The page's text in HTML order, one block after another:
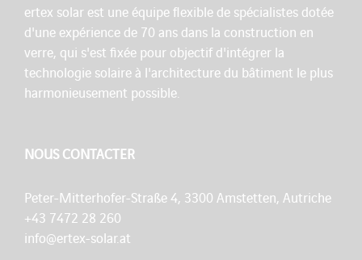
ertex solar est une équipe flexible de spécialistes dotée
d'une expérience de 70 ans dans la construction en
verre, qui s'est fixée pour objectif d'intégrer la
technologie solaire à l'architecture du bâtiment le plus
harmonieusement possible.
NOUS CONTACTER
Peter-Mitterhofer-Straße 4, 3300 Amstetten, Autriche
+43 7472 28 260
info@ertex-solar.at